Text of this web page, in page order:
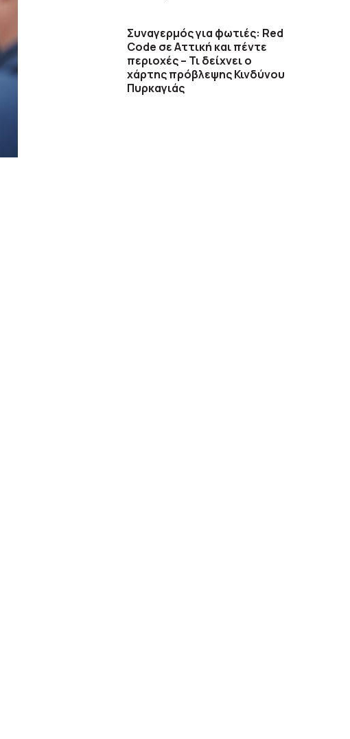
Συναγερμός για φωτιές: Red
Code σε Αττική και πέντε
περιοχές – Τι δείχνει ο
χάρτης πρόβλεψης Κινδύνου
Πυρκαγιάς